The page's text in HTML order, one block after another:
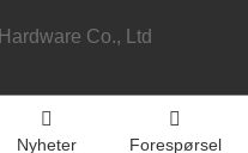
Co., Ltd
Nyheter Forespørsel